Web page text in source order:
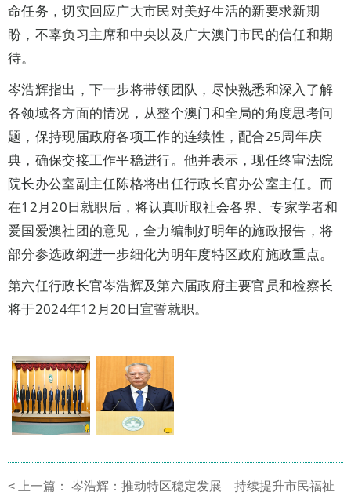
命任务，切实回应广大市民对美好生活的新要求新期
盼，不辜负习主席和中央以及广大澳门市民的信任和期
待。
岑浩辉指出，下一步将带领团队，尽快熟悉和深入了解
各领域各方面的情况，从整个澳门和全局的角度思考问
题，保持现届政府各项工作的连续性，配合25周年庆
典，确保交接工作平稳进行。他并表示，现任终审法院
院长办公室副主任陈格将出任行政长官办公室主任。而
在12月20日就职后，将认真听取社会各界、专家学者和
爱国爱澳社团的意见，全力编制好明年的施政报告，将
部分参选政纲进一步细化为明年度特区政府施政重点。
第六任行政长官岑浩辉及第六届政府主要官员和检察长
将于2024年12月20日宣誓就职。
< 上一篇： 岑浩辉：推动特区稳定发展 持续提升市民福祉